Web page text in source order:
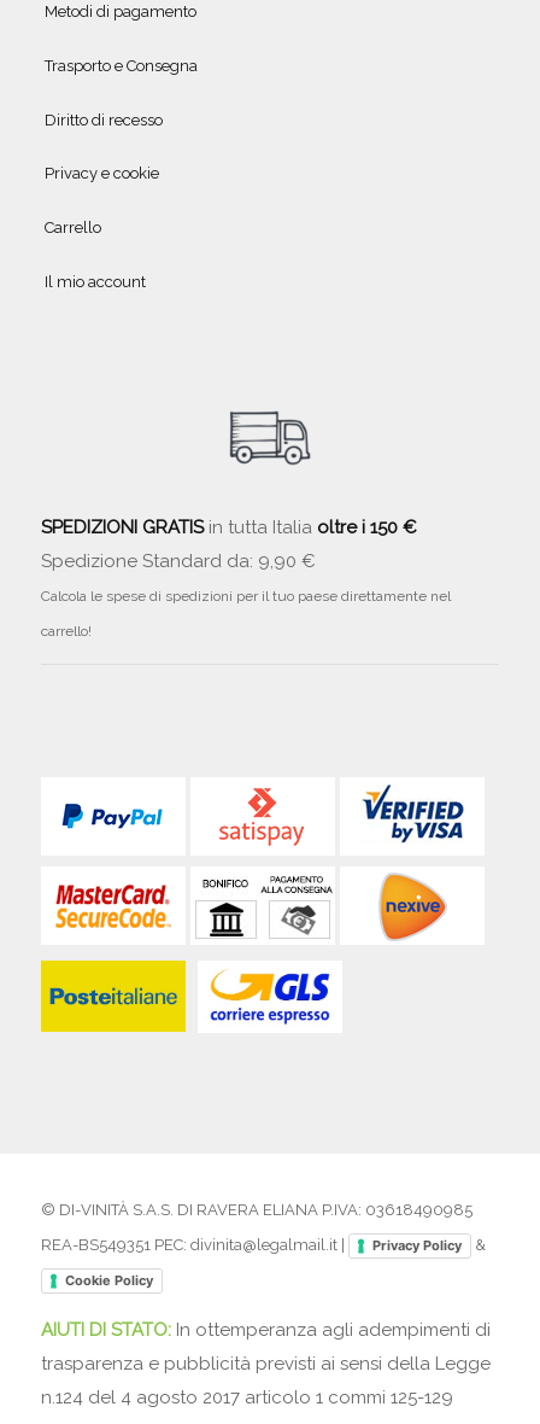
Metodi di pagamento
Trasporto e Consegna
Diritto di recesso
Privacy e cookie
Carrello
Il mio account
SPEDIZIONI GRATISin tutta Italia oltre i 150 €
Spedizione Standard da: 9,90 €
Calcola le spese di spedizioni per il tuo paese direttamente nel
carrello!
© DI-VINITÀ S.A.S. DI RAVERA ELIANA P.IVA: 03618490985
REA-BS549351 PEC: divinita@legalmail.it |
Privacy Policy &
Cookie Policy
AIUTI DI STATO: In ottemperanza agli adempimenti di
trasparenza e pubblicità previsti ai sensi della Legge
n.124 del 4 agosto 2017 articolo 1 commi 125-129